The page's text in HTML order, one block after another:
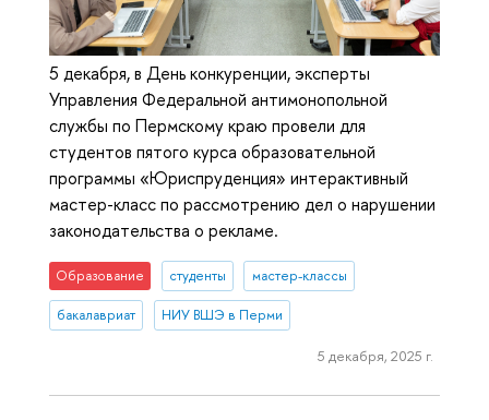
5 декабря, в День конкуренции, эксперты
Управления Федеральной антимонопольной
службы по Пермскому краю провели для
студентов пятого курса образовательной
программы «Юриспруденция» интерактивный
мастер-класс по рассмотрению дел о нарушении
законодательства о рекламе.
Образование студенты мастер-классы
бакалавриат НИУ ВШЭ в Перми
5 декабря, 2025 г.